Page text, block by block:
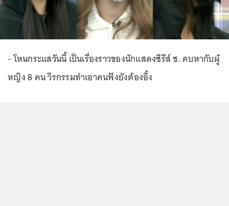
- โหนกระแสวันนี้ เป็นเรื่องราวของนักแสดงซีรีส์ ช. คบหากับผู้
หญิง 8 คน วีรกรรมทำเอาคนฟังยังต้องอึ้ง